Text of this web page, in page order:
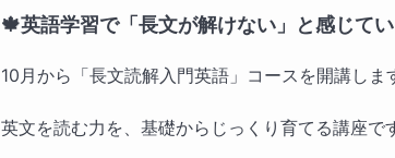
🍁英語学習で「長文が解けない」と感じて
10月から「長文読解入門英語」コースを開講しま
英文を読む力を、基礎からじっくり育てる講座で